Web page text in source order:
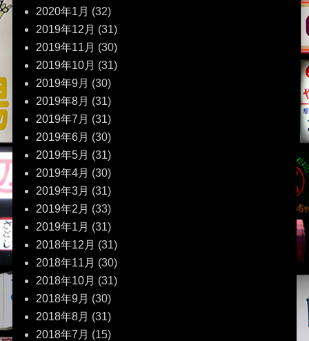
2020年1月 (32)
2019年12月 (31)
2019年11月 (30)
2019年10月 (31)
2019年9月 (30)
2019年8月 (31)
2019年7月 (31)
2019年6月 (30)
2019年5月 (31)
2019年4月 (30)
2019年3月 (31)
2019年2月 (33)
2019年1月 (31)
2018年12月 (31)
2018年11月 (30)
2018年10月 (31)
2018年9月 (30)
2018年8月 (31)
2018年7月 (15)